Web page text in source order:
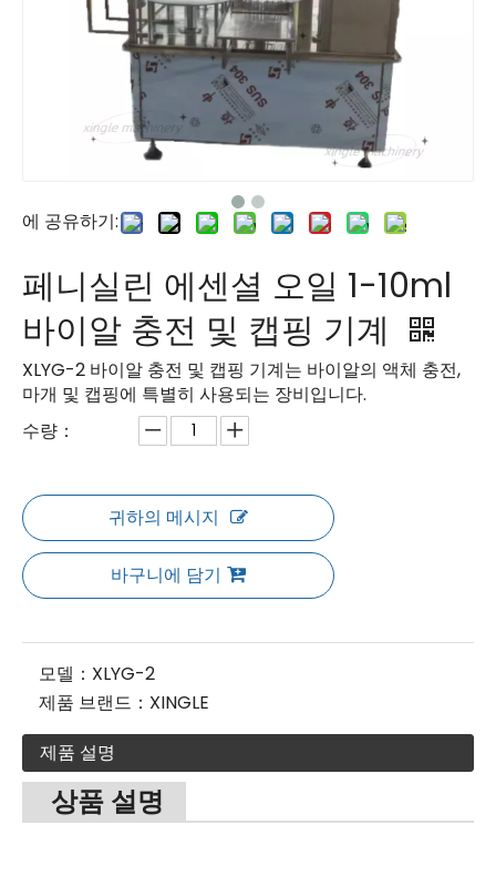
에 공유하기:
페니실린 에센셜 오일 1-10ml
바이알 충전 및 캡핑 기계
XLYG-2 바이알 충전 및 캡핑 기계는 바이알의 액체 충전,
마개 및 캡핑에 특별히 사용되는 장비입니다.
수량：
귀하의 메시지
바구니에 담기
모델： XLYG-2
제품 브랜드： XINGLE
제품 설명
상품 설명